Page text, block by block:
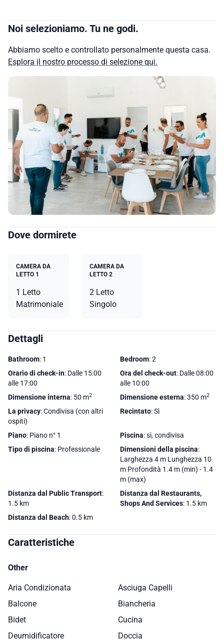
Noi selezioniamo. Tu ne godi.
Abbiamo scelto e controllato personalmente questa casa.
Esplora il nostro processo di selezione qui.
Dove dormirete
CAMERA DA
LETTO 1
1 Letto
Matrimoniale
CAMERA DA
LETTO 2
2 Letto
Singolo
Dettagli
Bathroom: 1 Bedroom: 2
Orario di check-in: Dalle 15:00
alle 17:00
Ora del check-out: Dalle 08:00
alle 10:00
Dimensione interna: 50 m2 Dimensione esterna: 350 m2
La privacy: Condivisa (con altri
ospiti)
Recintato: Sì
Piano: Piano n° 1 Piscina: sì, condivisa
Tipo di piscina: Professionale Dimensioni della piscina:
Larghezza 4 m Lunghezza 10
m Profondità 1.4 m (min) - 1.4
m (max)
Distanza dal Public Transport:
1.5 km
Distanza dal Restaurants,
Shops And Services: 1.5 km
Distanza dal Beach: 0.5 km
Caratteristiche
Other
Aria Condizionata
Asciuga Capelli
Balcone
Biancheria
Bidet
Cucina
Deumidificatore
Doccia